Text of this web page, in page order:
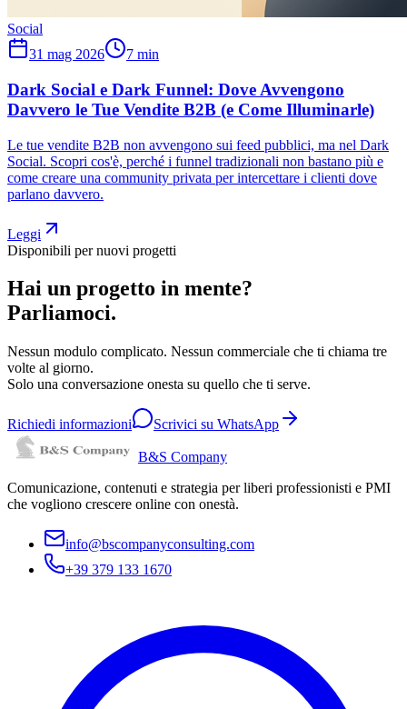
Social
31 mag 2026
7 min
Dark Social e Dark Funnel: Dove Avvengono
Davvero le Tue Vendite B2B (e Come Illuminarle)
Le tue vendite B2B non avvengono sui feed pubblici, ma nel Dark
Social. Scopri cos'è, perché i funnel tradizionali non bastano più e
come creare una community privata per intercettare i clienti dove
parlano davvero.
Leggi
Disponibili per nuovi progetti
Hai un progetto in mente?
Parliamoci.
Nessun modulo complicato. Nessun commerciale che ti chiama tre
volte al giorno.
Solo una conversazione onesta su quello che ti serve.
Richiedi informazioni Scrivici su WhatsApp
B&S Company
Comunicazione, contenuti e strategia per liberi professionisti e PMI
che vogliono crescere online con onestà.
info@bscompanyconsulting.com
+39 379 133 1670